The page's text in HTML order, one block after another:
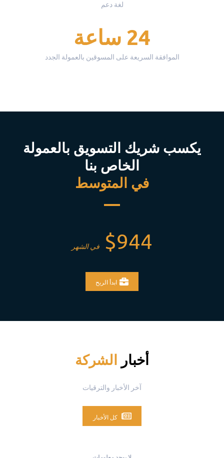
لغة دعم
24 ساعة
الموافقة السريعة على المسوقين بالعمولة الجدد
يكسب شريك التسويق بالعمولة
الخاص بنا
في المتوسط
$944 في الشهر
ابدأ الربح
أخبار الشركة
آخر الأخبار والترقيات
كل الأخبار